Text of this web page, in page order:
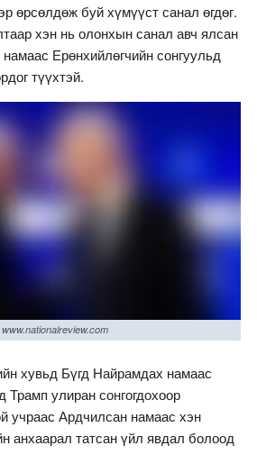
өрсөлдөж буй хүмүүст санал өгдөг.
хэн нь олонхын санал авч ялсан
Ерөнхийлөгчийн сонгуульд
түүхтэй.
www.nationalreview.com
хувьд Бүгд Найрамдах намаас
Трамп улиран сонгогдохоор
учраас Ардчилсан намаас хэн
анхаарал татсан үйл явдал болоод